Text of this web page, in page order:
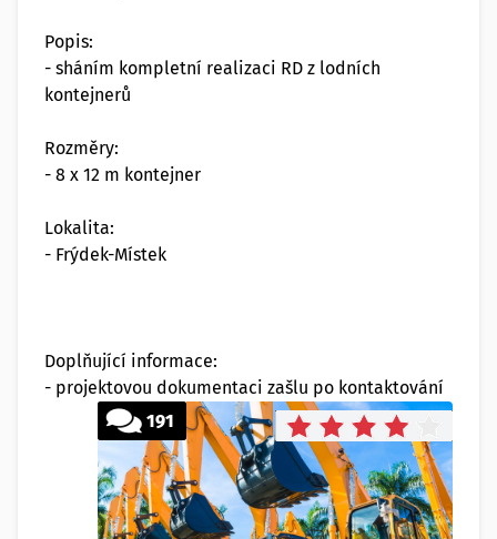
Popis:
- sháním kompletní realizaci RD z lodních
kontejnerů
Rozměry:
- 8 x 12 m kontejner
Lokalita:
- Frýdek-Místek
Doplňující informace:
- projektovou dokumentaci zašlu po kontaktování
191